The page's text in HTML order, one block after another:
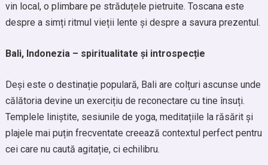
vin local, o plimbare pe străduțele pietruite. Toscana este
despre a simți ritmul vieții lente și despre a savura prezentul.
Bali, Indonezia – spiritualitate și introspecție
Deși este o destinație populară, Bali are colțuri ascunse unde
călătoria devine un exercițiu de reconectare cu tine însuți.
Templele liniștite, sesiunile de yoga, meditațiile la răsărit și
plajele mai puțin frecventate creează contextul perfect pentru
cei care nu caută agitație, ci echilibru.